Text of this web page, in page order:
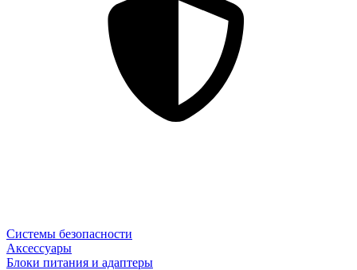
Системы безопасности
Аксессуары
Блоки питания и адаптеры